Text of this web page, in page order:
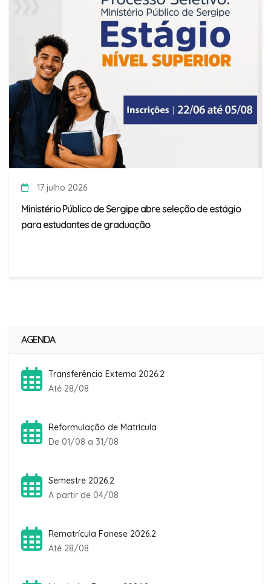
17 julho 2026
Ministério Público de Sergipe abre seleção de estágio
para estudantes de graduação
AGENDA
Transferência Externa 2026.2
Até 28/08
Reformulação de Matrícula
De 01/08 a 31/08
Semestre 2026.2
A partir de 04/08
Rematrícula Fanese 2026.2
Até 28/08